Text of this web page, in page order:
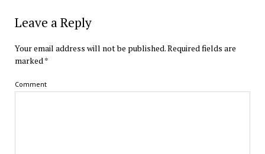
Leave a Reply
Your email address will not be published.Required fields are
marked *
Comment